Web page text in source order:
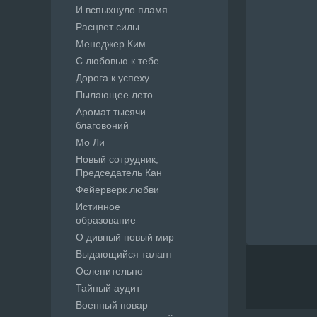
И вспыхнуло пламя
Расцвет силы
Менеджер Ким
С любовью к тебе
Дорога к успеху
Пылающее лето
Аромат тысячи
благовоний
Мо Ли
Новый сотрудник,
Председатель Кан
Фейерверк любви
Истинное
образование
О дивный новый мир
Выдающийся талант
Ослепительно
Тайный аудит
Военный повар